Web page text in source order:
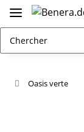
Oasis verte